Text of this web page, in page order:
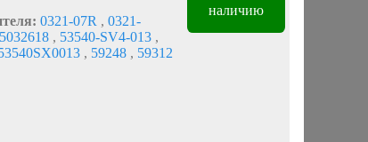
0321-07R , 0321-
5032618 , 53540-SV4-013 ,
, 59248 , 59312
наличию